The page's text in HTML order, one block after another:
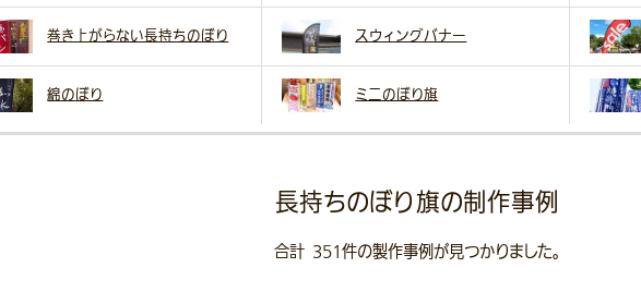
巻き上がらない長持ちのぼり スウィングバナー
綿のぼり ミニのぼり旗
長持ちのぼり旗の制作事例
合計 351件の製作事例が見つかりました。